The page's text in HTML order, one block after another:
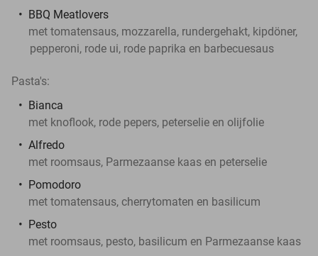
BBQ Meatlovers
met tomatensaus, mozzarella, rundergehakt, kipdöner,
pepperoni, rode ui, rode paprika en barbecuesaus
Pasta's:
Bianca
met knoflook, rode pepers, peterselie en olijfolie
Alfredo
met roomsaus, Parmezaanse kaas en peterselie
Pomodoro
met tomatensaus, cherrytomaten en basilicum
Pesto
met roomsaus, pesto, basilicum en Parmezaanse kaas